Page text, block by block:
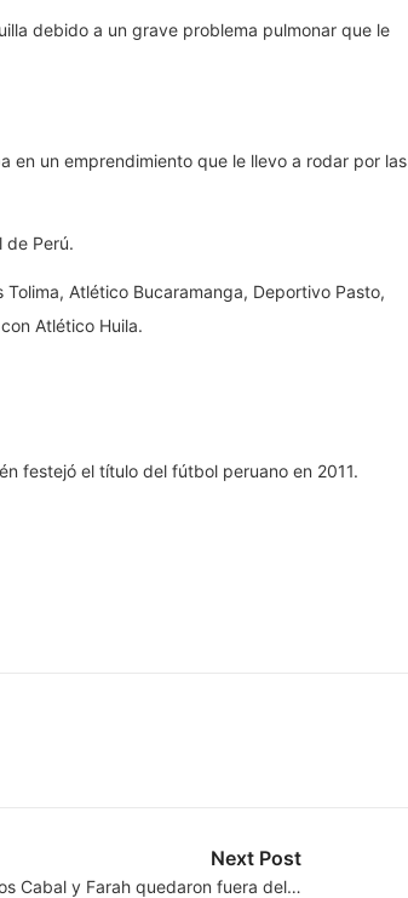
debido a un grave problema pulmonar que le
en un emprendimiento que le llevo a rodar por las
de Perú.
Atlético Bucaramanga, Deportivo Pasto,
Atlético Huila.
festejó el título del fútbol peruano en 2011.
Next Post
Cabal y Farah quedaron fuera del…